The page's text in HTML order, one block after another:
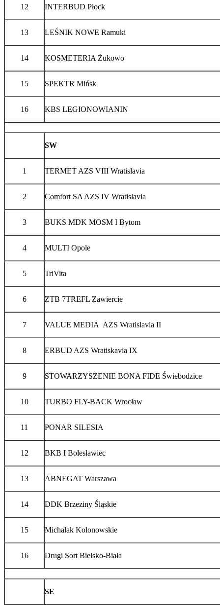
12 INTERBUD Płock
13 LEŚNIK NOWE Ramuki
14 KOSMETERIA Żukowo
15 SPEKTR Mińsk
16 KBS LEGIONOWIANIN
SW
1 TERMET AZS VIII Wratislavia
2 Comfort SA AZS IV Wratislavia
3 BUKS MDK MOSM I Bytom
4 MULTI Opole
5 TriVita
6 ZTB 7TREFL Zawiercie
7 VALUE MEDIA AZS Wratislavia II
8 ERBUD AZS Wratiskavia IX
9 STOWARZYSZENIE BONA FIDE Świebodzice
10 TURBO FLY-BACK Wrocław
11 PONAR SILESIA
12 BKB I Bolesławiec
13 ABNEGAT Warszawa
14 DDK Brzeziny Śląskie
15 Michalak Kolonowskie
16 Drugi Sort Bielsko-Biała
SE